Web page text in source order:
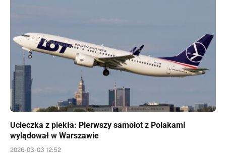
Ucieczka z piekła: Pierwszy samolot z Polakami
wylądował w Warszawie
2026-03-03 12:52